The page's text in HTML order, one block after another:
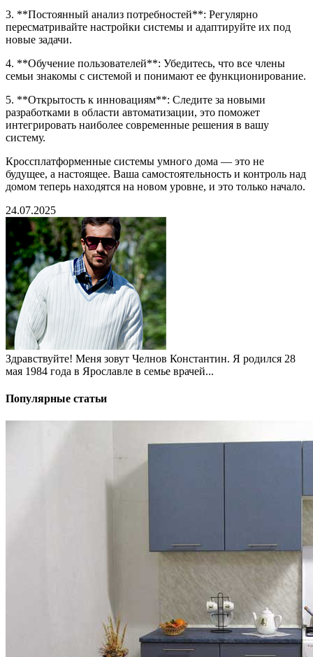
3. **Постоянный анализ потребностей**: Регулярно
пересматривайте настройки системы и адаптируйте их под
новые задачи.
4. **Обучение пользователей**: Убедитесь, что все члены
семьи знакомы с системой и понимают ее функционирование.
5. **Открытость к инновациям**: Следите за новыми
разработками в области автоматизации, это поможет
интегрировать наиболее современные решения в вашу
систему.
Кроссплатформенные системы умного дома — это не
будущее, а настоящее. Ваша самостоятельность и контроль над
домом теперь находятся на новом уровне, и это только начало.
24.07.2025
Здравствуйте! Меня зовут Челнов Константин. Я родился 28
мая 1984 года в Ярославле в семье врачей...
Популярные статьи